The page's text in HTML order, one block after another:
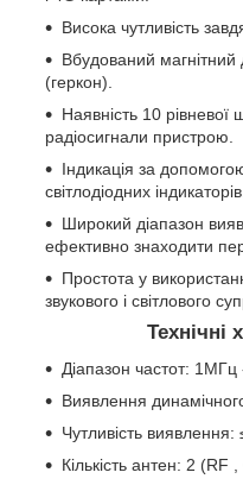
Висока чутливість
Вбудований магнітний
(геркон).
Наявність 10
радіосигнали пристрою.
Індикація за
світлодіодних індикаторів.
Широкий діапазон
ефективно знаходити
Простота у
звукового і світлового
Технічні
Діапазон частот: 1МГц
Виявлення
Чутливість
Кількість антен: 2 (RF ,